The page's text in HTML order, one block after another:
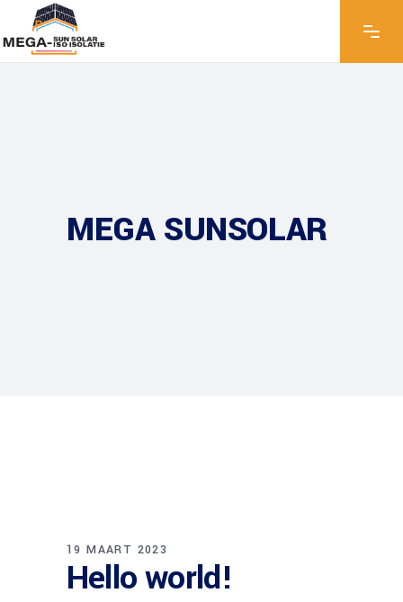
MEGA SUNSOLAR
19 MAART 2023
Hello world!